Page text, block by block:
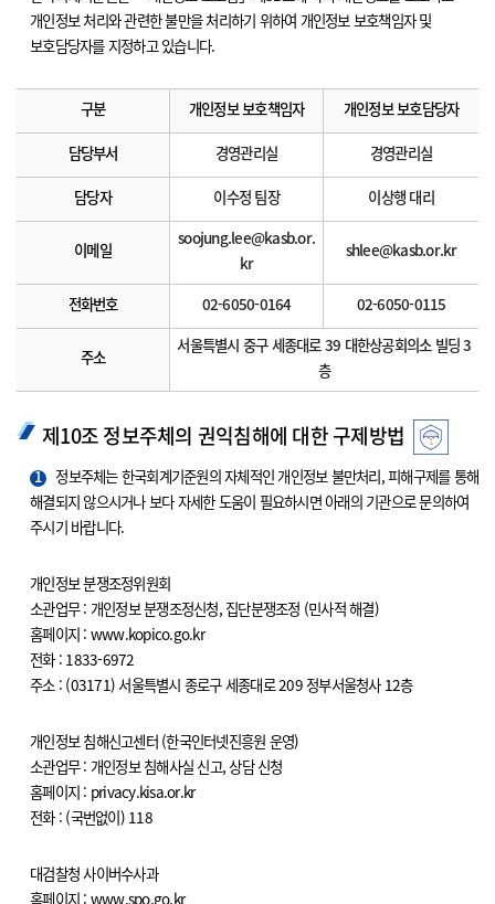
개인정보 처리와 관련한 불만을 처리하기 위하여 개인정보 보호책임자 및
보호담당자를 지정하고 있습니다.
구분 개인정보 보호책임자 개인정보 보호담당자
담당부서 경영관리실 경영관리실
담당자 이수정 팀장 이상행 대리
이메일
soojung.lee@kasb.or.
kr
shlee@kasb.or.kr
전화번호 02-6050-0164 02-6050-0115
주소
서울특별시 중구 세종대로 39 대한상공회의소 빌딩 3
층
제10조 정보주체의 권익침해에 대한 구제방법
1
정보주체는 한국회계기준원의 자체적인 개인정보 불만처리, 피해구제를 통해
해결되지 않으시거나 보다 자세한 도움이 필요하시면 아래의 기관으로 문의하여
주시기 바랍니다.
개인정보 분쟁조정위원회
소관업무 : 개인정보 분쟁조정신청, 집단분쟁조정 (민사적 해결)
홈페이지 : www.kopico.go.kr
전화 : 1833-6972
주소 : (03171) 서울특별시 종로구 세종대로 209 정부서울청사 12층
개인정보 침해신고센터 (한국인터넷진흥원 운영)
소관업무 : 개인정보 침해사실 신고, 상담 신청
홈페이지 : privacy.kisa.or.kr
전화 : (국번없이) 118
대검찰청 사이버수사과
홈페이지 : www.spo.go.kr